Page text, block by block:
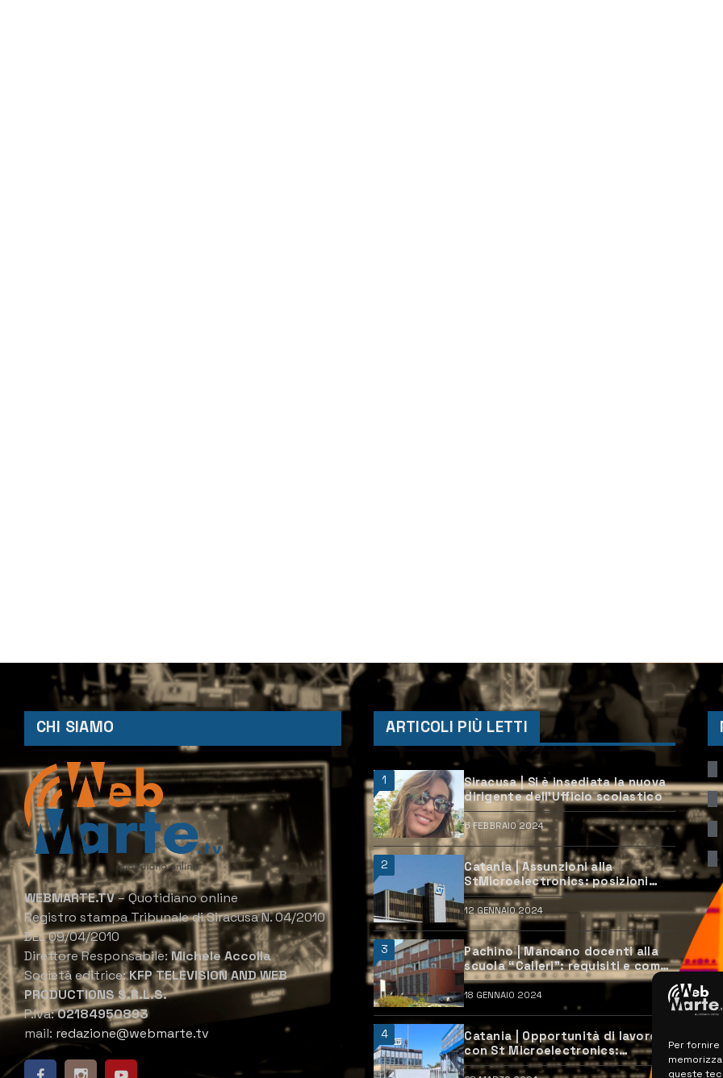
Per
queste
CHI SIAMO
WEBMARTE.TV– Quotidiano online
Registro stampa Tribunale di Siracusa N. 04/2010
DEL 09/04/2010
Direttore Responsabile:Michele Accolla
Società editrice:KFP TELEVISION AND WEB
PRODUCTIONS S.R.L.S.
P.Iva:02184950893
mail: redazione@webmarte.tv
ARTICOLI PIÙ LETTI
1
Siracusa | Si è insediata la nuova
dirigente dell’Ufficio scolastico
6 FEBBRAIO 2024
2
Catania | Assunzioni alla
StMicroelectronics: posizioni
aperte e come candidarsi
12 GENNAIO 2024
3
Pachino | Mancano docenti alla
scuola “Calleri”: requisiti e come
candidarsi
18 GENNAIO 2024
4
Catania | Opportunità di lavoro
con St Microelectronics:
centinaia di assunzioni previste